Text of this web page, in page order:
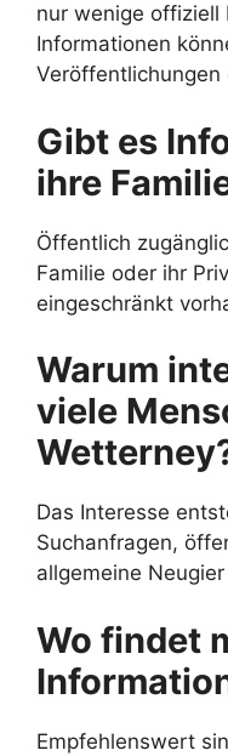
nur wenige
Informationen
Gibt es
ihre
Öffentlich
Familie oder ihr
eingeschränkt
Warum
viele
Das Interesse
Suchanfragen,
allgemeine
Wo findet
Empfehlenswert